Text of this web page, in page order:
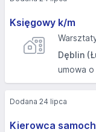
Księgowy k/m
Dęblin
umowa
Kierowca
Dodana 24 lipca